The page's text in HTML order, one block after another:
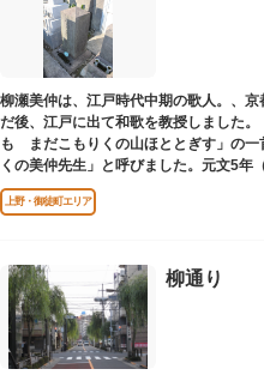
柳瀬美仲は、江戸時代中期の歌人。、
だ後、江戸に出て和歌を教授しました
も まだこもりくの山ほととぎす」の一
くの美仲先生」と呼びました。元文5年
之墓」と刻まれた墓が教證寺（きょうし
上野・御徒町エリア
柳通り